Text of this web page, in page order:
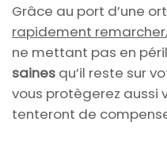
Grâce au port d’une
rapidement remarcher
ne mettant pas en
saines qu’il reste sur
vous protègerez aussi
tenteront de